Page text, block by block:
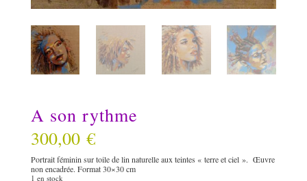
A son rythme
300,00 €
Portrait féminin sur toile de lin naturelle aux teintes « terre et ciel ». Œuvre
non encadrée. Format 30×30 cm
1 en stock